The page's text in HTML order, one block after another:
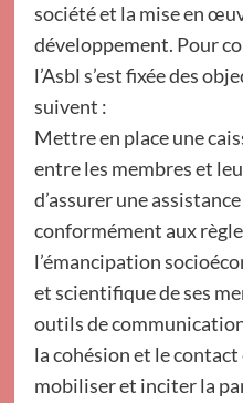
société et la mise en
développement. Pour
l’Asbl s’est fixée des
suivent :
Mettre en place une
entre les membres et
d’assurer une
conformément aux
l’émancipation
et scientifique de ses
outils de
la cohésion et le
mobiliser et inciter la